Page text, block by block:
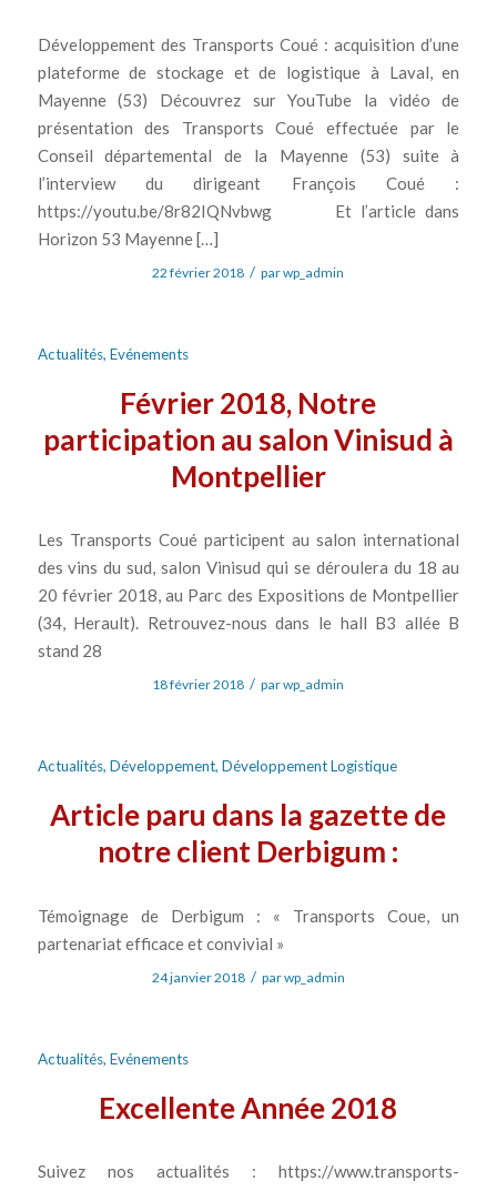
Développement des Transports Coué : acquisition d’une
plateforme de stockage et de logistique à Laval, en
Mayenne (53) Découvrez sur YouTube la vidéo de
présentation des Transports Coué effectuée par le
Conseil départemental de la Mayenne (53) suite à
l’interview du dirigeant François Coué :
https://youtu.be/8r82IQNvbwg Et l’article dans
Horizon 53 Mayenne […]
22 février 2018 / parwp_admin
Actualités, Evénements
Février 2018, Notre
participation au salon Vinisud à
Montpellier
Les Transports Coué participent au salon international
des vins du sud, salon Vinisud qui se déroulera du 18 au
20 février 2018, au Parc des Expositions de Montpellier
(34, Herault). Retrouvez-nous dans le hall B3 allée B
stand 28
18 février 2018 / parwp_admin
Actualités, Développement, Développement Logistique
Article paru dans la gazette de
notre client Derbigum :
Témoignage de Derbigum : « Transports Coue, un
partenariat efficace et convivial »
24 janvier 2018 / parwp_admin
Actualités, Evénements
Excellente Année 2018
Suivez nos actualités : https://www.transports-